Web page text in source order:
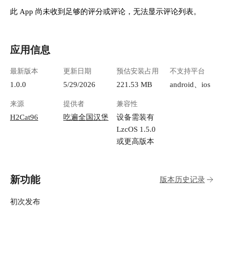
此 App 尚未收到足够的评分或评论，无法显示评论列表。
应用信息
最新版本
1.0.0
更新日期
5/29/2026
预估安装占用
221.53 MB
不支持平台
android、ios
来源
H2Cat96
提供者
吃遍全国汉堡
兼容性
设备需装有
LzcOS 1.5.0
或更高版本
新功能 版本历史记录
初次发布